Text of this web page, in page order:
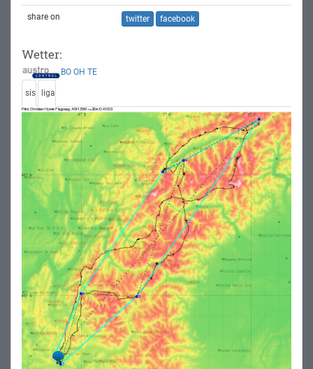
share on twitter facebook
Wetter:
BO OH TE
sis liga